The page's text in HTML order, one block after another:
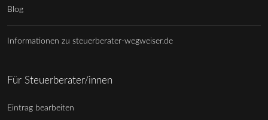
Blog
Informationen zu steuerberater-wegweiser.de
Für Steuerberater/innen
Eintrag bearbeiten